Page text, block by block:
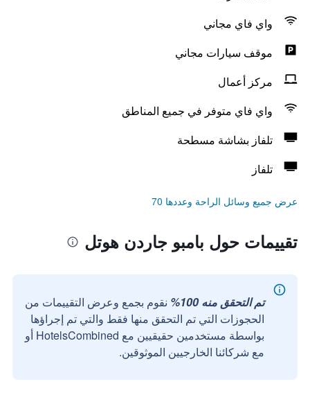
واي فاي مجاني
موقف سيارات مجاني
مركز أعمال
واي فاي متوفر في جميع المناطق
تلفاز بشاشة مسطحة
تلفاز
عرض جميع وسائل الراحة وعددها 70
تقييمات حول بامبو جاردن هوتل
تم التحقق منه 100%
نقوم بجمع وعرض التقييمات من
الحجوزات التي تم التحقق منها فقط والتي تم إجراؤها
بواسطة مستخدمين حقيقيين مع HotelsCombined أو
مع شركائنا الخارجيين الموثوقين.